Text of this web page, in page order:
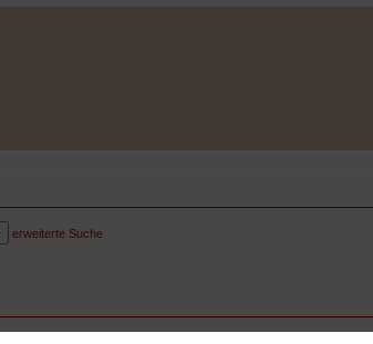
erweiterte Suche